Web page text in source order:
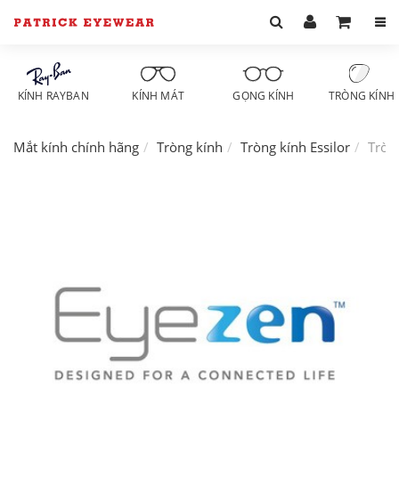
KÍNH RAYBAN KÍNH MÁT GỌNG KÍNH TRÒNG KÍNH
Mắt kính chính hãng Tròng kính Tròng kính Essilor